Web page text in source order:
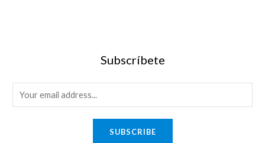
Subscríbete
SUBSCRIBE